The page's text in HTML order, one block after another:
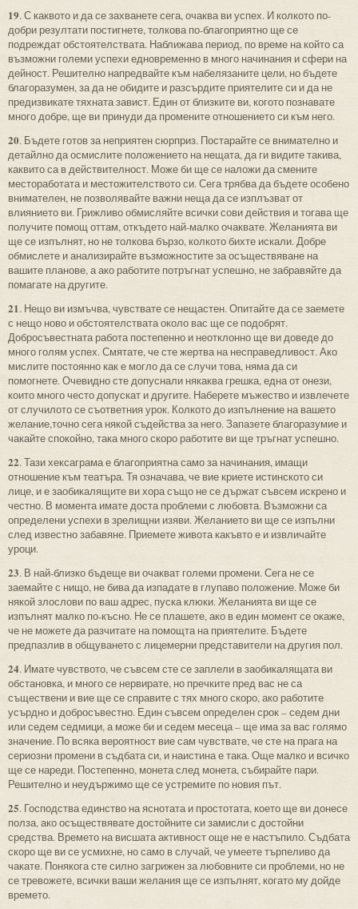
19. С каквото и да се захванете сега, очаква ви успех. И колкото по-
добри резултати постигнете, толкова по-благоприятно ще се
подреждат обстоятелствата. Наближава период, по време на който са
възможни големи успехи едновременно в много начинания и сфери на
дейност. Решително напредвайте към набелязаните цели, но бъдете
благоразумен, за да не обидите и разсърдите приятелите си и да не
предизвикате тяхната завист. Един от близките ви, когото познавате
много добре, ще ви принуди да промените отношението си към него.
20. Бъдете готов за неприятен сюрприз. Постарайте се внимателно и
детайлно да осмислите положението на нещата, да ги видите такива,
каквито са в действителност. Може би ще се наложи да смените
местоработата и местожителството си. Сега трябва да бъдете особено
внимателен, не позволявайте важни неща да се изплъзват от
влиянието ви. Грижливо обмисляйте всички сови действия и тогава ще
получите помощ оттам, откъдето най-малко очаквате. Желанията ви
ще се изпълнят, но не толкова бързо, колкото бихте искали. Добре
обмислете и анализирайте възможностите за осъществяване на
вашите планове, а ако работите потръгнат успешно, не забравяйте да
помагате на другите.
21. Нещо ви измъчва, чувствате се нещастен. Опитайте да се заемете
с нещо ново и обстоятелствата около вас ще се подобрят.
Добросъвестната работа постепенно и неотклонно ще ви доведе до
много голям успех. Смятате, че сте жертва на несправедливост. Ако
мислите постоянно как е могло да се случи това, няма да си
помогнете. Очевидно сте допуснали някаква грешка, една от онези,
които много често допускат и другите. Наберете мъжество и извлечете
от случилото се съответния урок. Колкото до изпълнение на вашето
желание,точно сега някой съдейства за него. Запазете благоразумие и
чакайте спокойно, така много скоро работите ви ще тръгнат успешно.
22. Тази хексаграма е благоприятна само за начинания, имащи
отношение към театъра. Тя означава, че вие криете истинското си
лице, и е заобикалящите ви хора също не се държат съвсем искрено и
честно. В момента имате доста проблеми с любовта. Възможни са
определени успехи в зрелищни изяви. Желанието ви ще се изпълни
след известно забавяне. Приемете живота какъвто е и извличайте
уроци.
23. В най-близко бъдеще ви очакват големи промени. Сега не се
заемайте с нищо, не бива да изпадате в глупаво положение. Може би
някой злослови по ваш адрес, пуска клюки. Желанията ви ще се
изпълнят малко по-късно. Не се плашете, ако в един момент се окаже,
че не можете да разчитате на помощта на приятелите. Бъдете
предпазлив в общуването с лицемерни представители на другия пол.
24. Имате чувството, че съвсем сте се заплели в заобикалящата ви
обстановка, и много се нервирате, но пречките пред вас не са
съществени и вие ще се справите с тях много скоро, ако работите
усърдно и добросъвестно. Един съвсем определен срок – седем дни
или седем седмици, а може би и седем месеца – ще има за вас голямо
значение. По всяка вероятност вие сам чувствате, че сте на прага на
сериозни промени в съдбата си, и наистина е така. Още малко и всичко
ще се нареди. Постепенно, монета след монета, събирайте пари.
Решително и неудържимо ще се устремите по новия път.
25. Господства единство на яснотата и простотата, което ще ви донесе
полза, ако осъществявате достойните си замисли с достойни
средства. Времето на висшата активност още не е настъпило. Съдбата
скоро ще ви се усмихне, но само в случай, че умеете търпеливо да
чакате. Понякога сте силно загрижен за любовните си проблеми, но не
се тревожете, всички ваши желания ще се изпълнят, когато му дойде
времето.